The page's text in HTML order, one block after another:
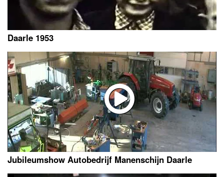
Daarle 1953
Jubileumshow Autobedrijf Manenschijn Daarle